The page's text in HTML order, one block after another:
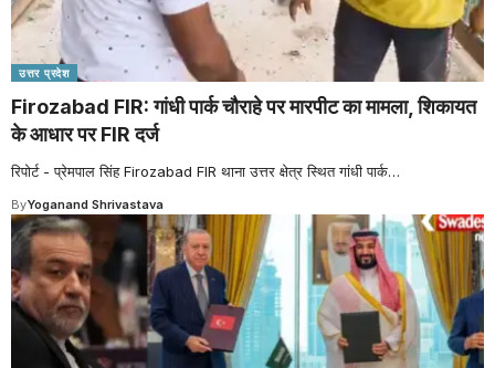
उत्तर प्रदेश
Firozabad FIR: गांधी पार्क चौराहे पर मारपीट का मामला, शिकायत
के आधार पर FIR दर्ज
रिपोर्ट - प्रेमपाल सिंह Firozabad FIR थाना उत्तर क्षेत्र स्थित गांधी पार्क…
ByYoganand Shrivastava